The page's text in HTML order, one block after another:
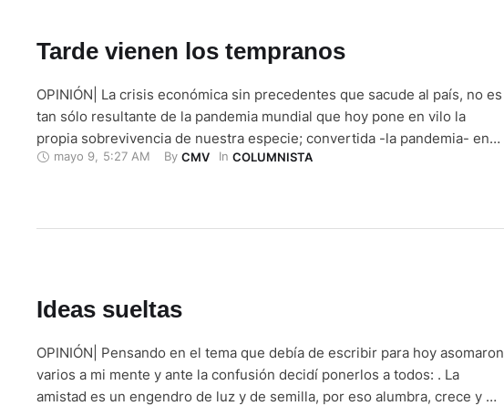
Tarde vienen los tempranos
OPINIÓN| La crisis económica sin precedentes que sacude al país, no es
tan sólo resultante de la pandemia mundial que hoy pone en vilo la
propia sobrevivencia de nuestra especie; convertida -la pandemia- en
el mañoso pretexto del sector financiero para justificarla. El insustancial
mayo 9 5:27 AM By CMV In COLUMNISTA
Ideas sueltas
OPINIÓN| Pensando en el tema que debía de escribir para hoy asomaron
varios a mi mente y ante la confusión decidí ponerlos a todos: . La
amistad es un engendro de luz y de semilla, por eso alumbra, crece y da